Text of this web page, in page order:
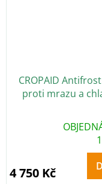
CROPAID
proti mrazu a
přírodní
Průměrné
hodnocení
5
hvězdiček.
4 750 Kč